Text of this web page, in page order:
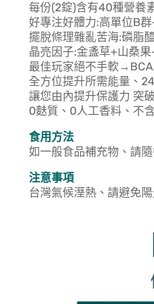
每份(2錠)含有40種營養
好專注好體力:高單位B
擺脫條理雜亂苦海:磷脂
晶亮因子:金盞草+山桑
最佳玩家絕不手軟
全方位提升所需能量、
讓您由內提升保護力 突
0麩質、0人工香料、不
食用方法
如一般食品補充物、請
注意事項
台灣氣候溼熱、請避免